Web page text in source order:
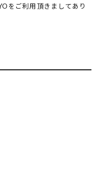
をご利用頂きましてあり